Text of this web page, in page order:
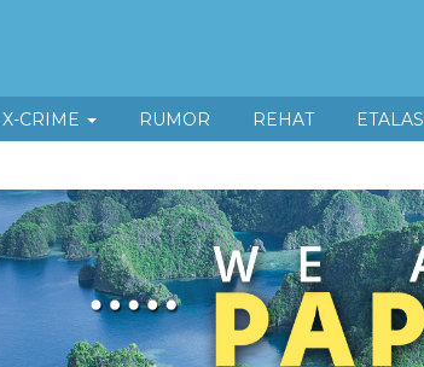
X-CRIME RUMOR REHAT